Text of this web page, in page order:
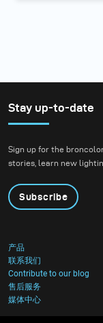
Stay up-to-date
Sign up for the
stories, learn new
Subscribe
产品
联系我们
Contribute to our blog
售后服务
媒体中心